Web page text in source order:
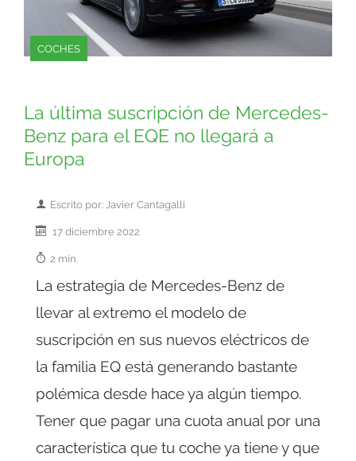
COCHES
La última suscripción de Mercedes-
Benz para el EQE no llegará a
Europa
Escrito por: Javier Cantagalli
17 diciembre 2022
2 min.
La estrategia de Mercedes-Benz de
llevar al extremo el modelo de
suscripción en sus nuevos eléctricos de
la familia EQ está generando bastante
polémica desde hace ya algún tiempo.
Tener que pagar una cuota anual por una
característica que tu coche ya tiene y que